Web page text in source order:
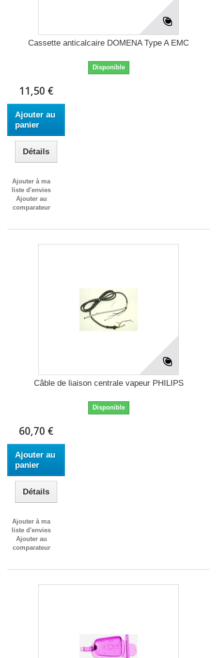
Cassette anticalcaire DOMENA Type A EMC
Disponible
11,50 €
Ajouter au
panier
Détails
Ajouter à ma
liste d'envies
Ajouter au
comparateur
Câble de liaison centrale vapeur PHILIPS
Disponible
60,70 €
Ajouter au
panier
Détails
Ajouter à ma
liste d'envies
Ajouter au
comparateur